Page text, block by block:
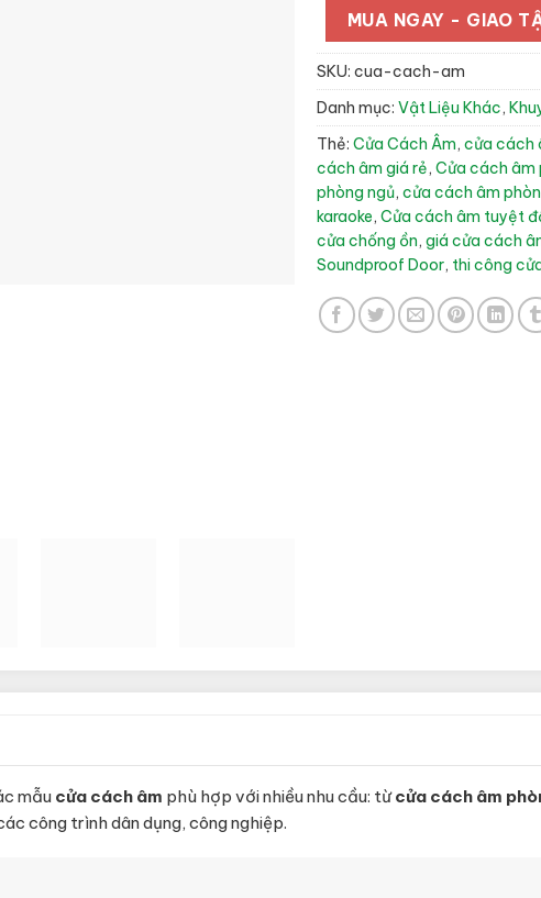
MUA NGAY - GIAO
SKU:cua-cach-am
Danh mục:Vật Liệu Khác,
Thẻ:Cửa Cách Âm,cửa cách
cách âm giá rẻ,Cửa cách âm
phòng ngủ,cửa cách âm
karaoke,Cửa cách âm tuyệt
cửa chống ồn,giá cửa cách
Soundproof Door, thi công
mẫu cửa cách âm phù hợp với nhiều nhu cầu: từcửa cách âm
công trình dân dụng, công nghiệp.